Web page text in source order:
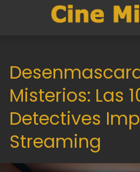
Misterios: Las
Detectives
Streaming